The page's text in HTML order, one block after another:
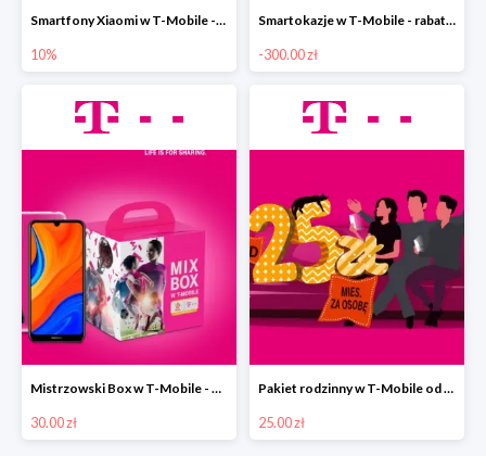
Smartfony Xiaomi w T-Mobile -10%
10%
Smartokazje w T-Mobile - rabaty do -300 zł
-300.00 zł
Mistrzowski Box w T-Mobile - Mistrzowski Box od 30 zł.
30.00 zł
Pakiet rodzinny w T-Mobile od 25 zł. miesięcznie
25.00 zł